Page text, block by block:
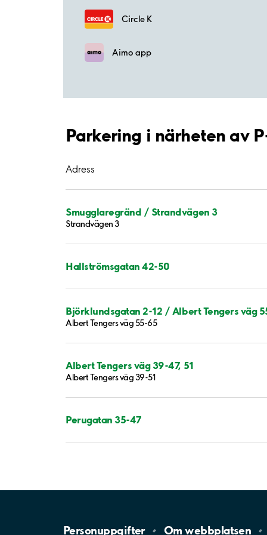
Circle K
Aimo app
Parkering i närheten av
Adress
Smugglaregränd / Strandvägen 3
Strandvägen 3
Hallströmsgatan 42-50
Björklundsgatan 2-12 / Albert Tengers väg
Albert Tengers väg 55-65
Albert Tengers väg 39-47, 51
Albert Tengers väg 39-51
Perugatan 35-47
Personuppgifter Omwebbplatsen